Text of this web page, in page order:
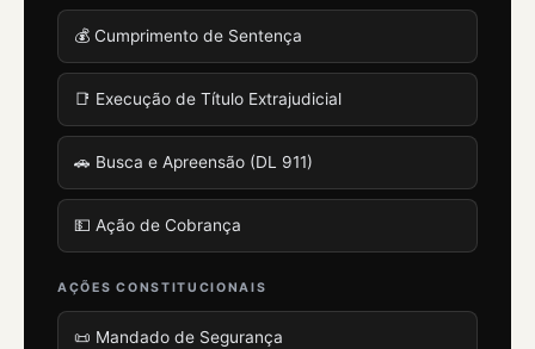
💰 Cumprimento de Sentença
📑 Execução de Título Extrajudicial
🚗 Busca e Apreensão (DL 911)
💵 Ação de Cobrança
AÇÕES CONSTITUCIONAIS
📜 Mandado de Segurança